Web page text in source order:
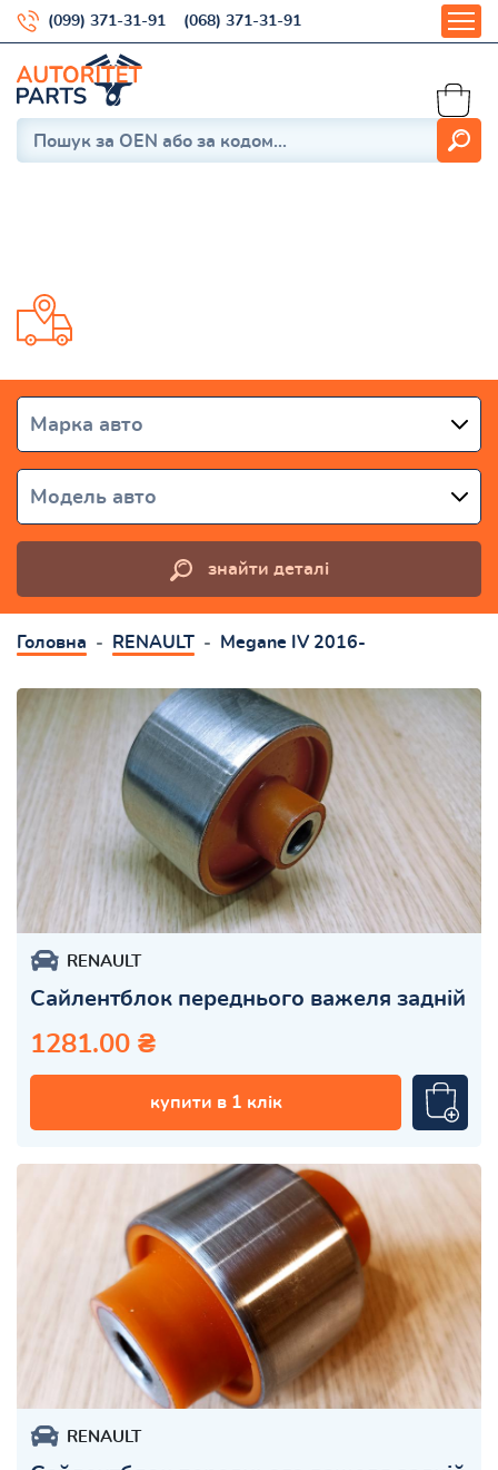
(099) 371-31-91 (068) 371-31-91
Марка авто
Модель авто
знайти деталі
Головна RENAULT Megane IV 2016-
RENAULT
Сайлентблок переднього важеля задній
1281.00 ₴
купити в 1 клік
RENAULT